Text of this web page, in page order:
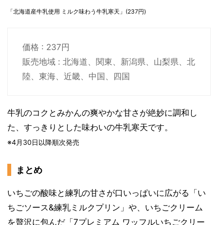
「北海道産牛乳使用 ミルク味わう牛乳寒天」(237円)
価格 : 237円
販売地域 : 北海道、関東、新潟県、山梨県、北
陸、東海、近畿、中国、四国
牛乳のコクとみかんの爽やかな甘さが絶妙に調和し
た、すっきりとした味わいの牛乳寒天です。
※4月30日以降順次発売
まとめ
いちごの酸味と練乳の甘さが口いっぱいに広がる「い
ちごソース&練乳ミルクプリン」や、いちごクリーム
を贅沢に包んだ「7プレミアム ワッフルいちごクリー